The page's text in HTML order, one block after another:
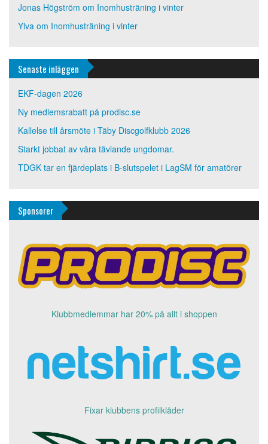
Jonas Högström om Inomhusträning i vinter
Ylva om Inomhusträning i vinter
Senaste inläggen
EKF-dagen 2026
Ny medlemsrabatt på prodisc.se
Kallelse till årsmöte i Täby Discgolfklubb 2026
Starkt jobbat av våra tävlande ungdomar.
TDGK tar en fjärdeplats i B-slutspelet i LagSM för amatörer
Sponsorer
Klubbmedlemmar har 20% på allt i shoppen
Fixar klubbens profilkläder